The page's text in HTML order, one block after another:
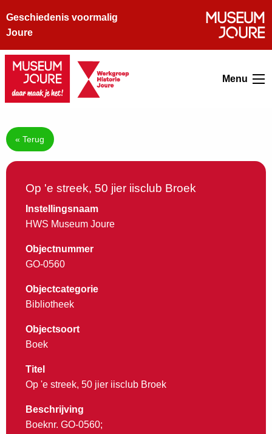
Geschiedenis voormalig
Joure
Menu
« Terug
Op 'e streek, 50 jier iisclub Broek
Instellingsnaam
HWS Museum Joure
Objectnummer
GO-0560
Objectcategorie
Bibliotheek
Objectsoort
Boek
Titel
Op 'e streek, 50 jier iisclub Broek
Beschrijving
Boeknr. GO-0560;